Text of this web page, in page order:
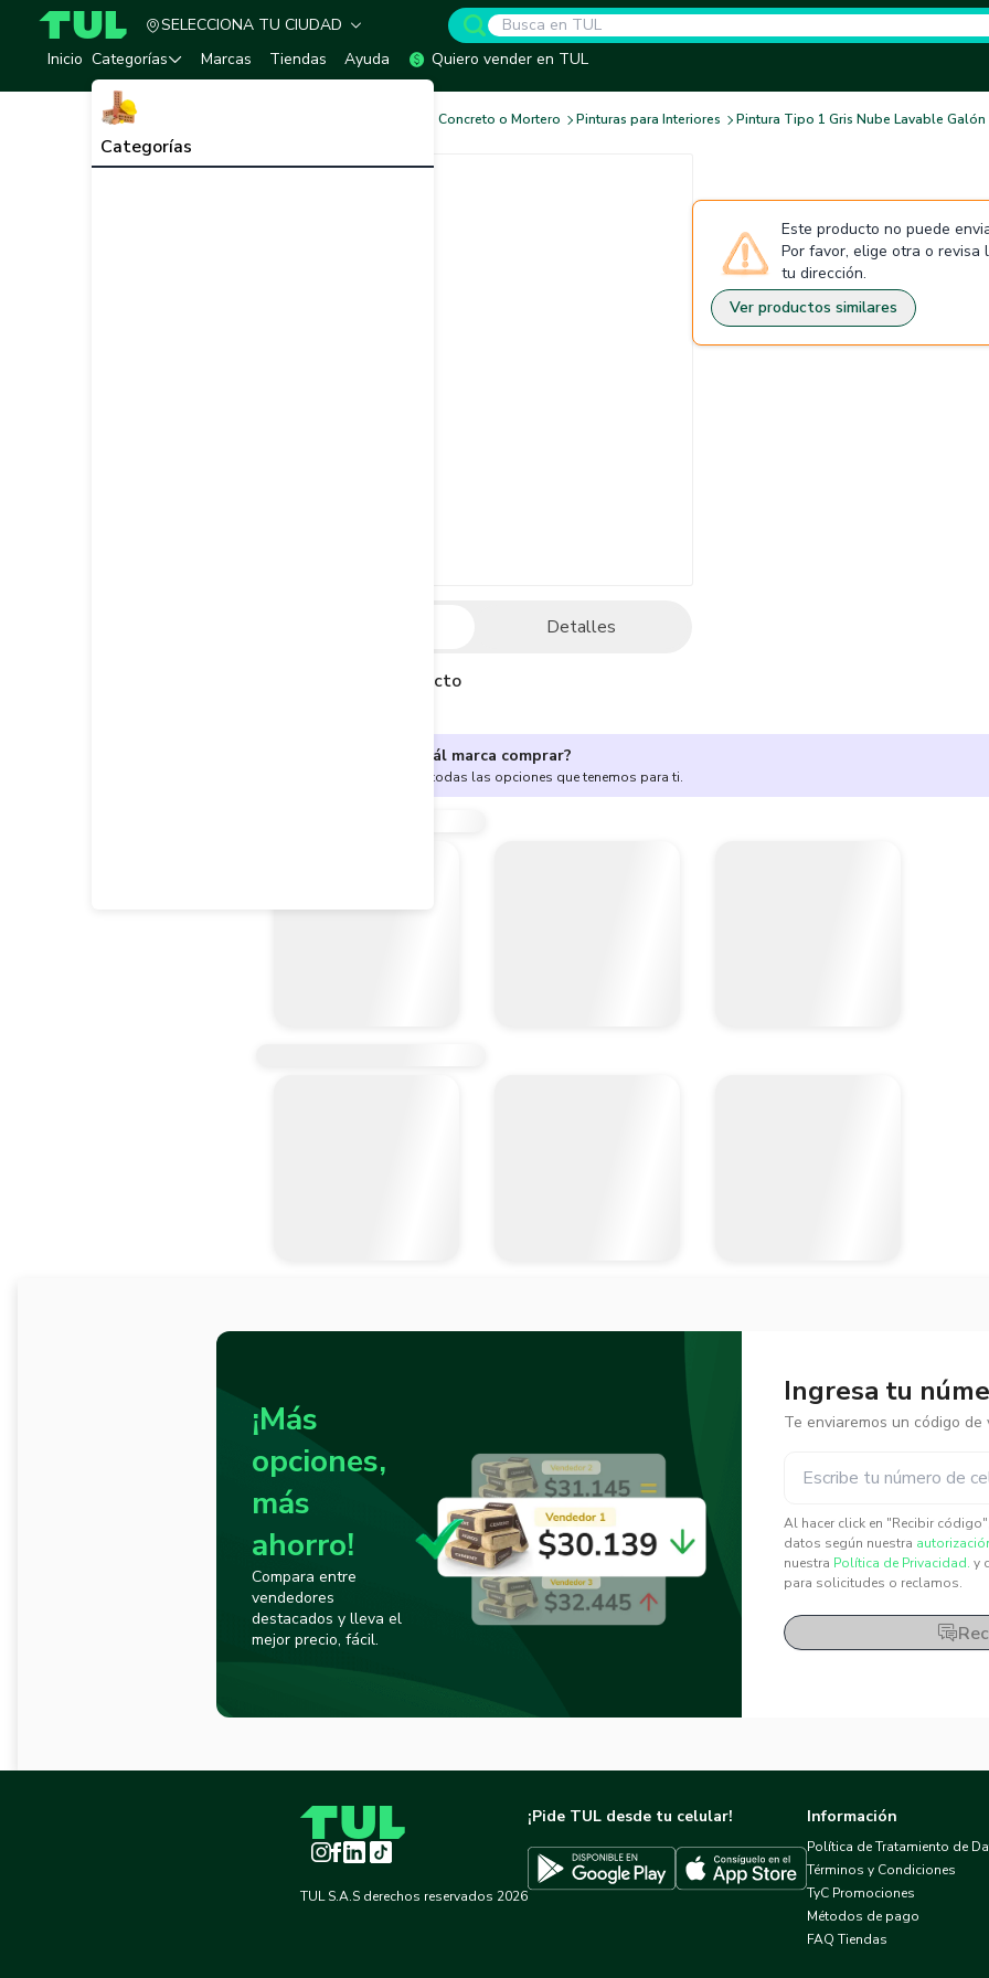
TUL - Tu Marketplace de Construcción
SELECCIONA TU CIUDAD
Inicio Categorías
Categorías
Marcas Tiendas Ayuda Quiero vender en TUL
Pinturas Muros de Concreto o Mortero Pinturas para Interiores Pintura Tipo 1 Gris Nube Lavable Galón
Detalles
Descripción del producto
Este producto no puede
Por favor, elige otra o revisa
tu dirección.
Ver productos similares
¿No sabes cuál marca comprar?
Encuentra aquí todas las opciones que tenemos para ti.
¡Más
opciones,
más
ahorro!
Compara entre
vendedores
destacados y lleva el
mejor precio, fácil.
Ingresa tu
Te enviaremos un código de
Al hacer click en "Recibir
datos según nuestra
nuestra Política de Privacidad. y
para solicitudes o reclamos.
Instagram
Facebook
LinkedInTikTok
TUL S.A.S derechos reservados 2026
¡Pide TUL desde tu celular!
Descargar TUL en Google PlayDescargar TUL en App Store
Información
Política de Tratamiento de
Términos y Condiciones
TyC Promociones
Métodos de pago
FAQ Tiendas